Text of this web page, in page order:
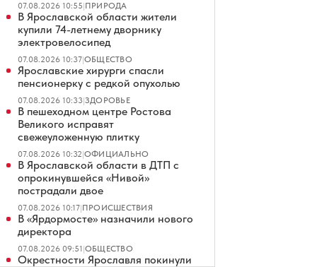
07.08.2026 10:55|ПРИРОДА
В Ярославской области жители
купили 74-летнему дворнику
электровелосипед
07.08.2026 10:37|ОБЩЕСТВО
Ярославские хирурги спасли
пенсионерку с редкой опухолью
07.08.2026 10:33|ЗДОРОВЬЕ
В пешеходном центре Ростова
Великого исправят
свежеуложенную плитку
07.08.2026 10:32|ОФИЦИАЛЬНО
В Ярославской области в ДТП с
опрокинувшейся «Нивой»
пострадали двое
07.08.2026 10:17|ПРОИСШЕСТВИЯ
В «Ярдормосте» назначили нового
директора
07.08.2026 09:51|ОБЩЕСТВО
Окрестности Ярославля покинули